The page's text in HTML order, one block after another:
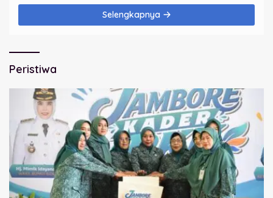
Selengkapnya
Peristiwa